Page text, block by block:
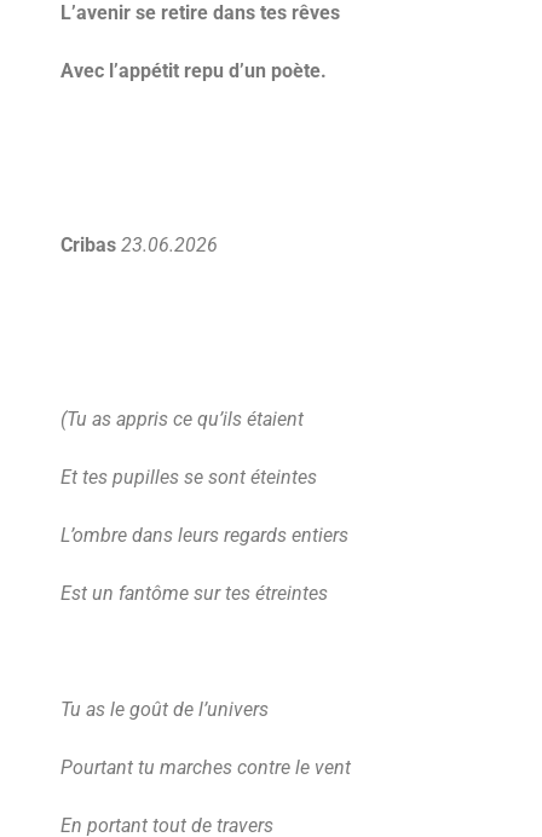
L’avenir se retire dans tes rêves
Avec l’appétit repu d’un poète.
Cribas 23.06.2026
(Tu as appris ce qu’ils étaient
Et tes pupilles se sont éteintes
L’ombre dans leurs regards entiers
Est un fantôme sur tes étreintes
Tu as le goût de l’univers
Pourtant tu marches contre le vent
En portant tout de travers